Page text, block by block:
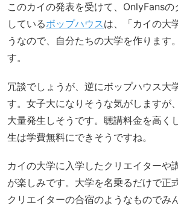
このカイの発表を受けて、OnlyFans
しているボップハウスは、「カイの大
うなので、自分たちの大学を作ります
す。
冗談でしょうが、逆にボップハウス大
す。女子大になりそうな気がしますが
大量発生しそうです。聴講料金を高く
生は学費無料にできそうですね。
カイの大学に入学したクリエイターや
が楽しみです。大学を名乗るだけで正
クリエイターの合宿のようなものでみ